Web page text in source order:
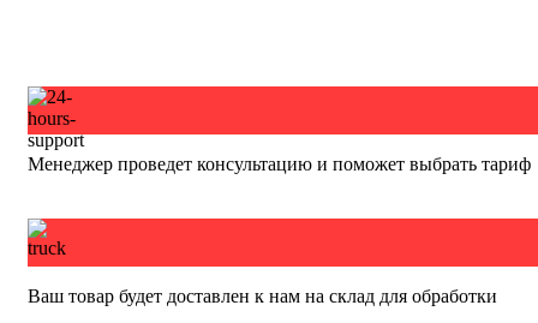
Менеджер проведет консультацию и поможет выбрать тариф
Ваш товар будет доставлен к нам на склад для обработки